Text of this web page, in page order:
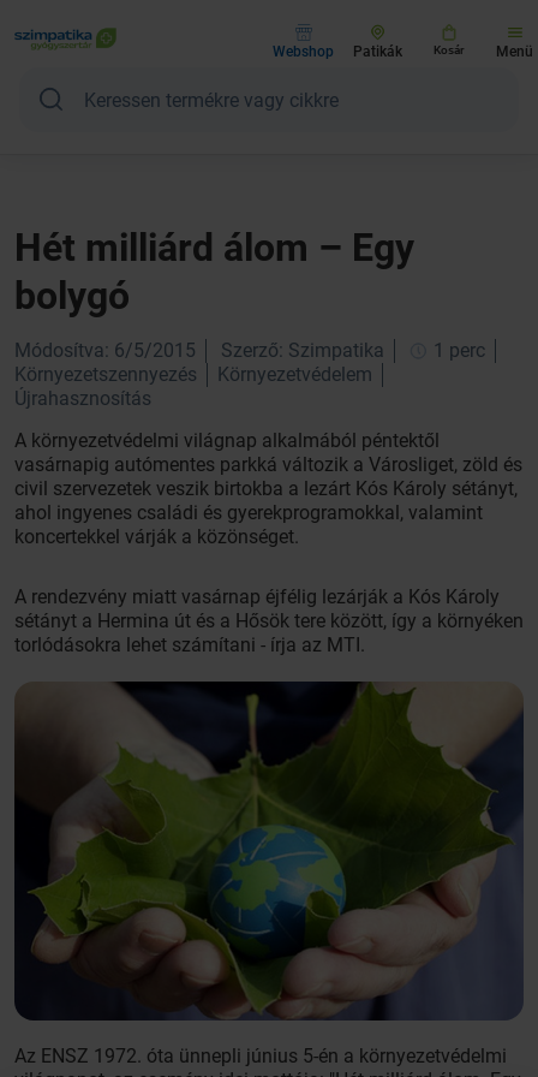
Webshop Patikák Kosár Menü
Hét milliárd álom – Egy
bolygó
Módosítva: 6/5/2015 Szerző: Szimpatika
1 perc
Környezetszennyezés
Környezetvédelem
Újrahasznosítás
A környezetvédelmi világnap alkalmából péntektől
vasárnapig autómentes parkká változik a Városliget, zöld és
civil szervezetek veszik birtokba a lezárt Kós Károly sétányt,
ahol ingyenes családi és gyerekprogramokkal, valamint
koncertekkel várják a közönséget.
A rendezvény miatt vasárnap éjfélig lezárják a Kós Károly
sétányt a Hermina út és a Hősök tere között, így a környéken
torlódásokra lehet számítani - írja az MTI.
Az ENSZ 1972. óta ünnepli június 5-én a környezetvédelmi